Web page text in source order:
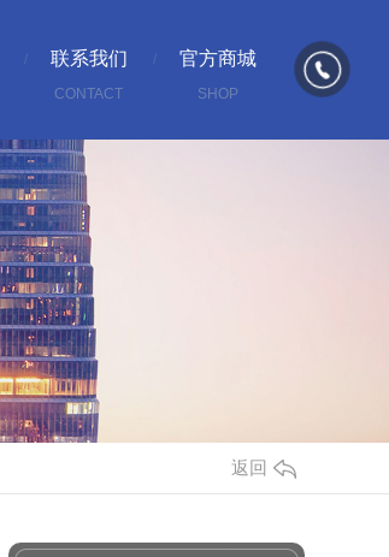
联系我们
CONTACT
官方商城
SHOP
返回